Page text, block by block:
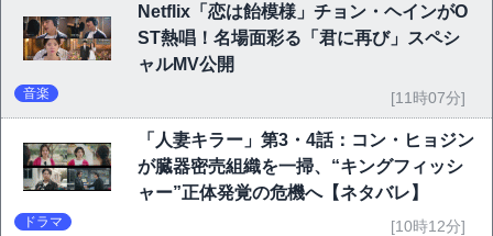
Netflix「恋は飴模様」チョン・ヘインがO
ST熱唱！名場面彩る「君に再び」スペシ
ャルMV公開
音楽 [11時07分]
「人妻キラー」第3・4話：コン・ヒョジン
が臓器密売組織を一掃、“キングフィッシ
ャー”正体発覚の危機へ【ネタバレ】
ドラマ [10時12分]